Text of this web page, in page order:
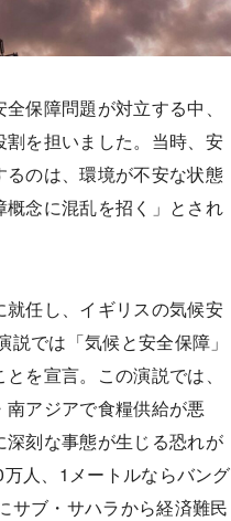
保障問題が対立する中、
を担いました。当時、安
のは、環境が不安な状態
念に混乱を招く」とされ
任し、イギリスの気候安
では「気候と安全保障」
を宣言。この演説では、
南アジアで食糧供給が悪
刻な事態が生じる恐れが
人、1メートルならバング
サブ・サハラから経済難民